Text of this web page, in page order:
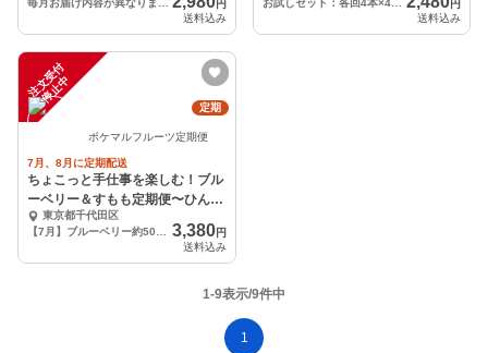
円
送料込み
円
送料込み
注
文
受
付
停
止
中
定期
ポケマルフルーツ定期便
7月、8月に定期配送
ちょこっと手仕事を楽しむ！ブル
ーベリー＆すもも定期便〜ひんや
りレシピ付き〜
東京都千代田区
3,380円
送料込み
1-9表示/9件中
1